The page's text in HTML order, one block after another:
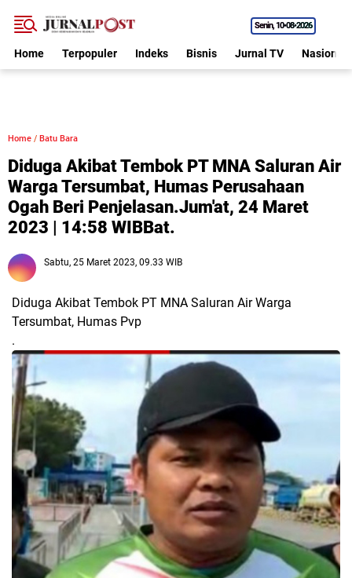
Senin 10•08•2026
Home Terpopuler Indeks Bisnis Jurnal TV Nasional
Home / Batu Bara
Diduga Akibat Tembok PT MNA Saluran Air
Warga Tersumbat, Humas Perusahaan
Ogah Beri Penjelasan.Jum'at, 24 Maret
2023 | 14:58 WIBBat.
Sabtu, 25 Maret 2023, 09.33 WIB
Diduga Akibat Tembok PT MNA Saluran Air Warga
Tersumbat, Humas Pvp
.